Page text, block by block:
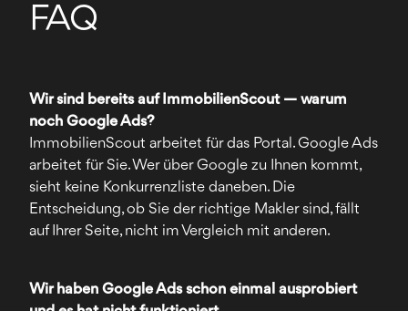
FAQ
Wir sind bereits auf ImmobilienScout — warum
noch Google Ads?
ImmobilienScout arbeitet für das Portal. Google Ads
arbeitet für Sie. Wer über Google zu Ihnen kommt,
sieht keine Konkurrenzliste daneben. Die
Entscheidung, ob Sie der richtige Makler sind, fällt
auf Ihrer Seite, nicht im Vergleich mit anderen.
Wir haben Google Ads schon einmal ausprobiert